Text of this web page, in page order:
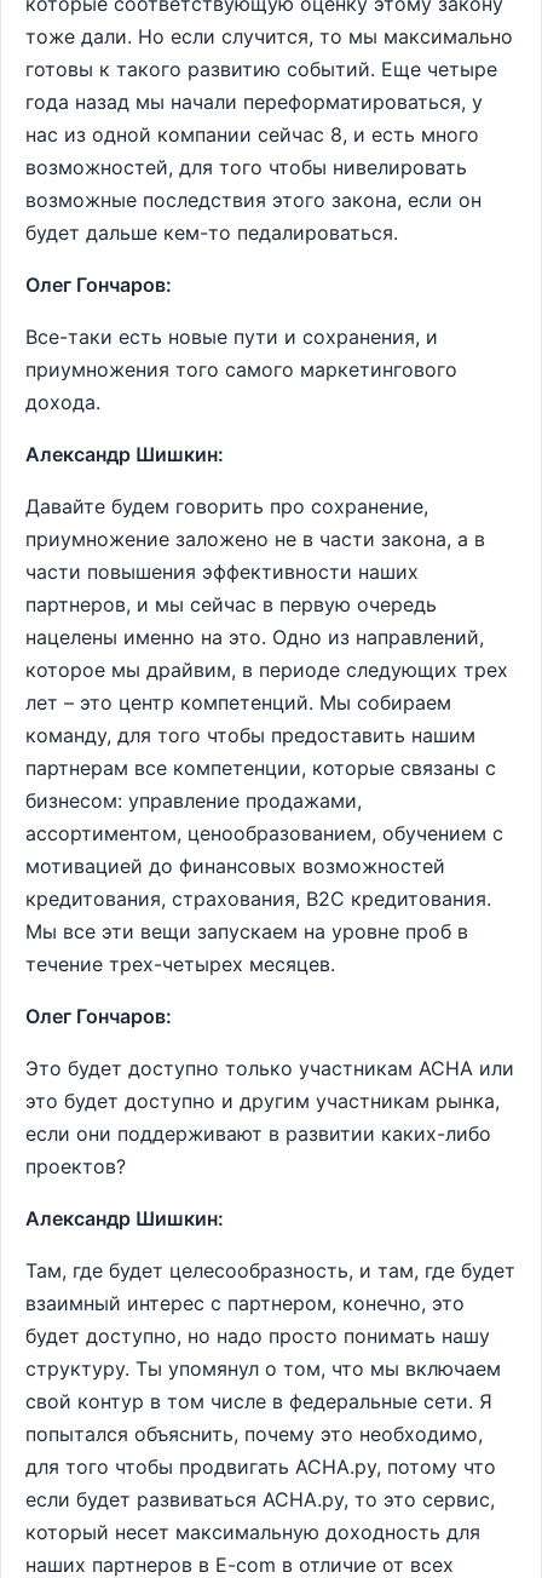
тоже дали. Но если случится, то мы максимально
готовы к такого развитию событий. Еще четыре
года назад мы начали переформатироваться, у
нас из одной компании сейчас 8, и есть много
возможностей, для того чтобы нивелировать
возможные последствия этого закона, если он
будет дальше кем-то педалироваться.
Олег Гончаров:
Все-таки есть новые пути и сохранения, и
приумножения того самого маркетингового
дохода.
Александр Шишкин:
Давайте будем говорить про сохранение,
приумножение заложено не в части закона, а в
части повышения эффективности наших
партнеров, и мы сейчас в первую очередь
нацелены именно на это. Одно из направлений,
которое мы драйвим, в периоде следующих трех
лет – это центр компетенций. Мы собираем
команду, для того чтобы предоставить нашим
партнерам все компетенции, которые связаны с
бизнесом: управление продажами,
ассортиментом, ценообразованием, обучением с
мотивацией до финансовых возможностей
кредитования, страхования, B2C кредитования.
Мы все эти вещи запускаем на уровне проб в
течение трех-четырех месяцев.
Олег Гончаров:
Это будет доступно только участникам АСНА или
это будет доступно и другим участникам рынка,
если они поддерживают в развитии каких-либо
проектов?
Александр Шишкин:
Там, где будет целесообразность, и там, где будет
взаимный интерес с партнером, конечно, это
будет доступно, но надо просто понимать нашу
структуру. Ты упомянул о том, что мы включаем
свой контур в том числе в федеральные сети. Я
попытался объяснить, почему это необходимо,
для того чтобы продвигать АСНА.ру, потому что
если будет развиваться АСНА.ру, то это сервис,
который несет максимальную доходность для
наших партнеров в E-com в отличие от всех